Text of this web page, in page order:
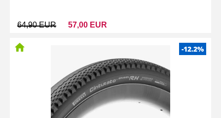
64,90 EUR 57,00 EUR
-12.2%